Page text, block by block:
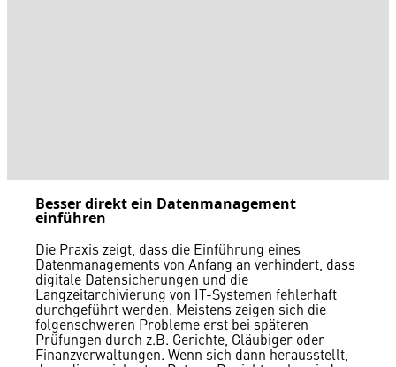
Besser direkt ein Datenmanagement
einführen
Die Praxis zeigt, dass die Einführung eines
Datenmanagements von Anfang an verhindert, dass
digitale Datensicherungen und die
Langzeitarchivierung von IT-Systemen fehlerhaft
durchgeführt werden. Meistens zeigen sich die
folgenschweren Probleme erst bei späteren
Prüfungen durch z.B. Gerichte, Gläubiger oder
Finanzverwaltungen. Wenn sich dann herausstellt,